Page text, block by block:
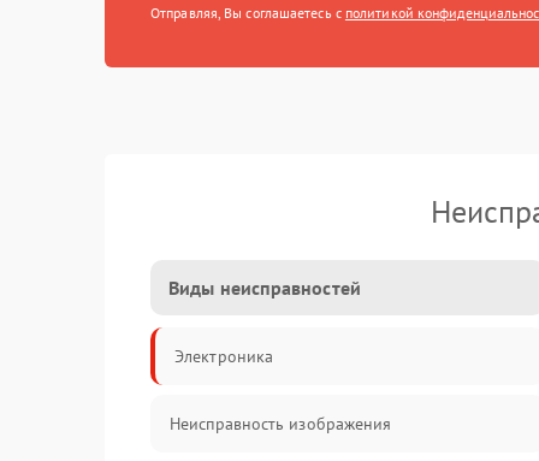
Отправляя, Вы соглашаетесь с политикой
Виды неисправностей
Электроника
Неисправность изображения